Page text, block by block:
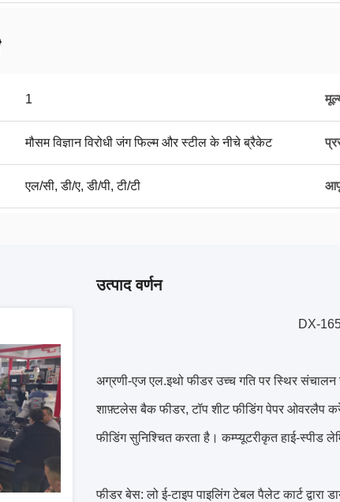
1
मौसम विज्ञान विरोधी जंग फिल्म और स्टील के नीचे ब्रैकेट
एल/सी, डी/ए, डी/पी, टी/टी
उत्पाद वर्णन
DX-
अग्रणी-एज एल.इथो फीडर उच्च गति पर स्थिर संचालन
शाफ़्टलेस बैक फीडर, टॉप शीट फीडिंग पेपर ओवरलैप
फीडिंग सुनिश्चित करता है। कम्प्यूटरीकृत हाई-स्पीड
फीडर बेस: लो ई-टाइप पाइलिंग टेबल पैलेट कार्ट